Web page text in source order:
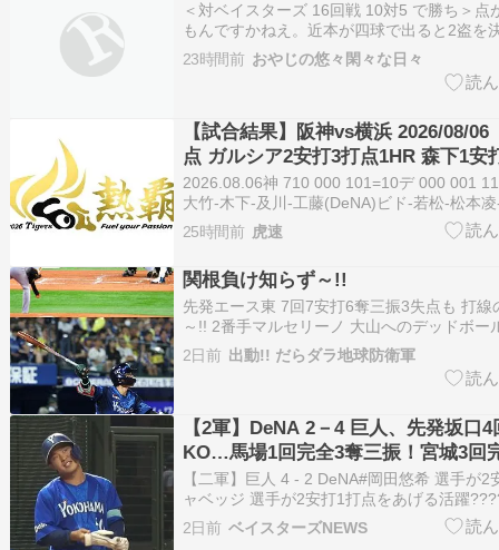
＜対ベイスターズ 16回戦 10対5 で勝ち＞点
もんですかねえ。近本が四球で出ると2盗を
ンドゴロが内野安打になり、中野も2盗を決
の打球がベースに当たって大きく跳ねて先
ー。相手投手の出来が悪かったとはいえ、
23時間前 おやじの悠々閑々な日々
【試合結果】阪神vs横浜 2026/08/06
点 ガルシア2安打3打点1HR 森下1安
安打1打点 大山＆高寺1安打1打点 中
2026.08.06神 710 000 101=10デ 000 001
大竹-木下-及川-工藤(DeNA)ビド-若松-松本
大竹4勝7敗[セーブ]-[負け投手]ビド1勝1敗[
シア2号（1回表3ラン）(DeNA)牧1…
25時間前 虎速
関根負け知らず～!!
先発エース東 7回7安打6奪三振3失点も 打線
～!! 2番手マルセリーノ 大山へのデッドボー
ルシアに満塁ホームランプレゼント～!! 2回
ったけど その裏 筒香の8号2点弾でどうて～
2日前 出動!! だらダラ地球防衛軍
【2軍】DeNA 2－4 巨人、先発坂口
KO…馬場1回完全3奪三振！宮城3回
井上朋が3塁打2本
【二軍】巨人 4 - 2 DeNA#岡田悠希 選手が2
ャベッジ 選手が2安打1打点をあげる活躍
龍聖、#宮原駿介、#松浦慶斗、#田和廉、#
アーノ、#高梨雄平 投手のリレーで相手打線
2日前 ベイスターズNEWS